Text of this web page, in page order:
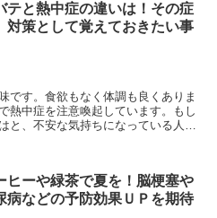
テと熱中症の違いは！その症
対策として覚えておきたい事
です。食欲もなく体調も良くありま
熱中症を注意喚起しています。もし
と、不安な気持ちになっている人も
ヒーや緑茶で夏を！脳梗塞や
病などの予防効果ＵＰを期待